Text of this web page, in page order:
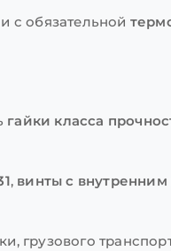
с обязательной
гайки класса
, винты с
грузового